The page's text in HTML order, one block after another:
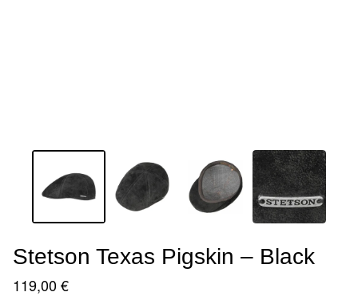
Stetson Texas Pigskin – Black
119,00€